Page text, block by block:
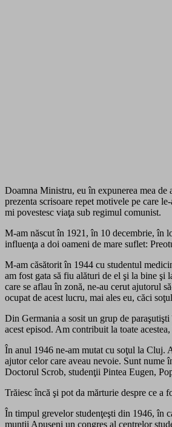
Doamna Ministru, eu în expunerea mea de
prezenta scrisoare repet motivele pe care
mi povestesc viaţa sub regimul comunist.
M-am născut în 1921, în 10 decembrie, în
influenţa a doi oameni de mare suflet:
M-am căsătorit în 1944 cu studentul
am fost gata să fiu alături de el şi la bine şi
care se aflau în zonă, ne-au cerut ajutorul
ocupat de acest lucru, mai ales eu, căci
Din Germania a sosit un grup de
acest episod. Am contribuit la toate
În anul 1946 ne-am mutat cu soţul la Cluj.
ajutor celor care aveau nevoie. Sunt
Doctorul Scrob, studenţii Pintea Eugen,
Trăiesc încă şi pot da mărturie despre ce
În timpul grevelor studenţeşti din 1946, în
munţii Apuseni un congres al centrelor